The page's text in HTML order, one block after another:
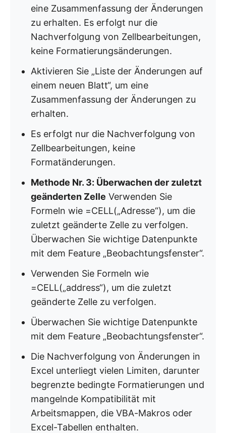
eine Zusammenfassung der Änderungen
zu erhalten. Es erfolgt nur die
Nachverfolgung von Zellbearbeitungen,
keine Formatierungsänderungen.
Aktivieren Sie „Liste der Änderungen auf
einem neuen Blatt“, um eine
Zusammenfassung der Änderungen zu
erhalten.
Es erfolgt nur die Nachverfolgung von
Zellbearbeitungen, keine
Formatänderungen.
Methode Nr. 3: Überwachen der zuletzt
geänderten Zelle Verwenden Sie
Formeln wie =CELL(„Adresse“), um die
zuletzt geänderte Zelle zu verfolgen.
Überwachen Sie wichtige Datenpunkte
mit dem Feature „Beobachtungsfenster“.
Verwenden Sie Formeln wie
=CELL(„address“), um die zuletzt
geänderte Zelle zu verfolgen.
Überwachen Sie wichtige Datenpunkte
mit dem Feature „Beobachtungsfenster“.
Die Nachverfolgung von Änderungen in
Excel unterliegt vielen Limiten, darunter
begrenzte bedingte Formatierungen und
mangelnde Kompatibilität mit
Arbeitsmappen, die VBA-Makros oder
Excel-Tabellen enthalten.